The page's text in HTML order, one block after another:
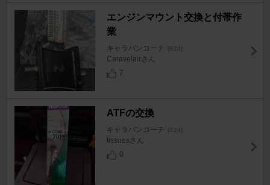
エンジンマウント交換と付帯作
業
キャラバンコーチ [E24]
Caravelairさん
7
ATFの交換
キャラバンコーチ [E24]
tissuesさん
0